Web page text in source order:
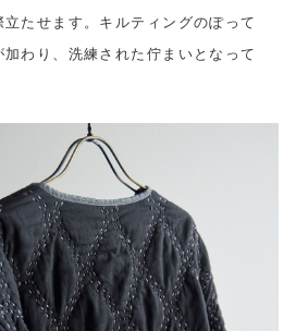
たせます。キルティングのぽって
わり、洗練された佇まいとなって